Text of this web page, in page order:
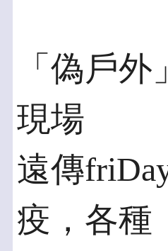
「偽戶
現場
遠傳
疫，各種